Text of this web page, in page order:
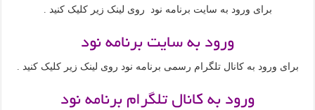
برای ورود به سایت برنامه نود روی لینک زیر کلیک کنید .
ورود به سایت برنامه نود
برای ورود به کانال تلگرام رسمی برنامه نود روی لینک زیر کلیک کنید .
ورود به کانال تلگرام برنامه نود